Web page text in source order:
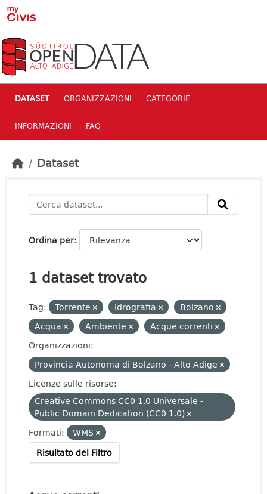
Skip to main content
DATASET ORGANIZZAZIONI CATEGORIE
INFORMAZIONI FAQ
Dataset
Ordina per
1 dataset trovato
Tag: Torrente Idrografia
Bolzano
Acqua
Ambiente
Acque correnti
Organizzazioni:
Provincia Autonoma di Bolzano - Alto Adige
Licenze sulle risorse:
Creative Commons CC0 1.0 Universale -
Public Domain Dedication (CC0 1.0)
Formati:
WMS
Risultato del Filtro